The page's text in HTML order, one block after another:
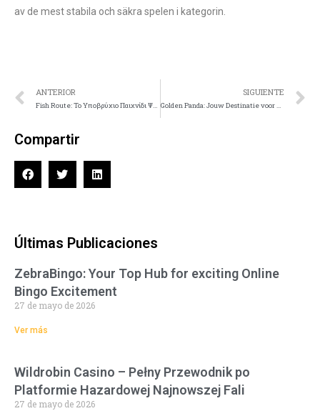
av de mest stabila och säkra spelen i kategorin.
ANTERIOR
Fish Route: Το Υποβρύχιο Παιχνίδι Ψαρέματος το οποίο Κυριεύει όλα τα Καζίνο
SIGUIENTE
Golden Panda: Jouw Destinatie voor Hoogwaardige Online Casino Entertainment
Compartir
Últimas Publicaciones
ZebraBingo: Your Top Hub for exciting Online
Bingo Excitement
27 de mayo de 2026
Ver más
Wildrobin Casino – Pełny Przewodnik po
Platformie Hazardowej Najnowszej Fali
27 de mayo de 2026